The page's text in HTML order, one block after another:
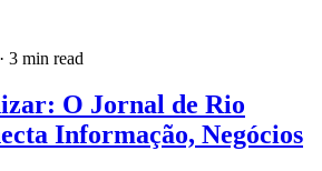
· 3 min read
O Jornal de Rio
Informação, Negócios